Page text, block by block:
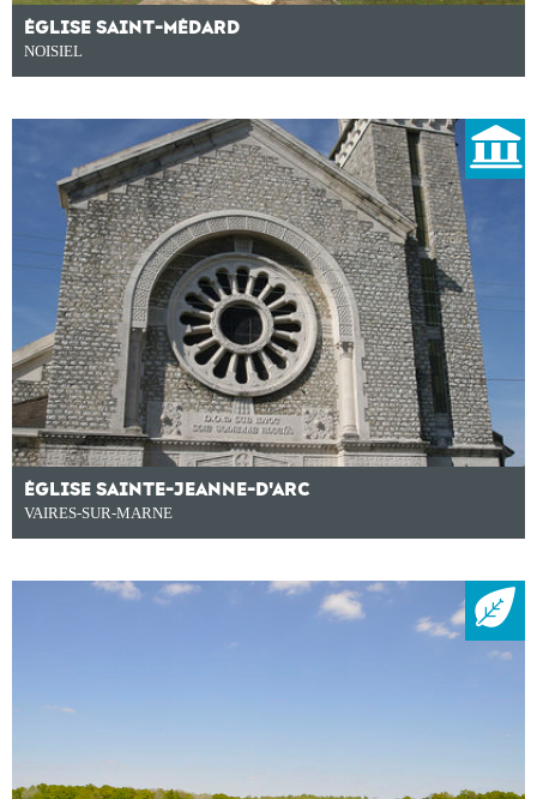
ÉGLISE SAINT-MÉDARD
NOISIEL
ÉGLISE SAINTE-JEANNE-D'ARC
VAIRES-SUR-MARNE